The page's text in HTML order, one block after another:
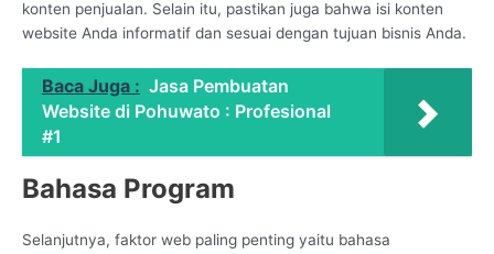
konten penjualan. Selain itu, pastikan juga bahwa isi konten
website Anda informatif dan sesuai dengan tujuan bisnis Anda.
Baca Juga : Jasa Pembuatan
Website di Pohuwato : Profesional
#1
Bahasa Program
Selanjutnya, faktor web paling penting yaitu bahasa